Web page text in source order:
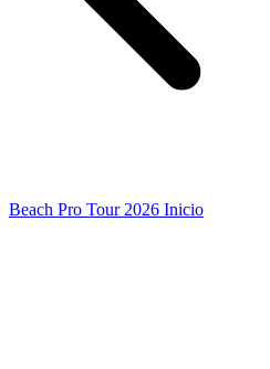
Beach Pro Tour 2026 Inicio